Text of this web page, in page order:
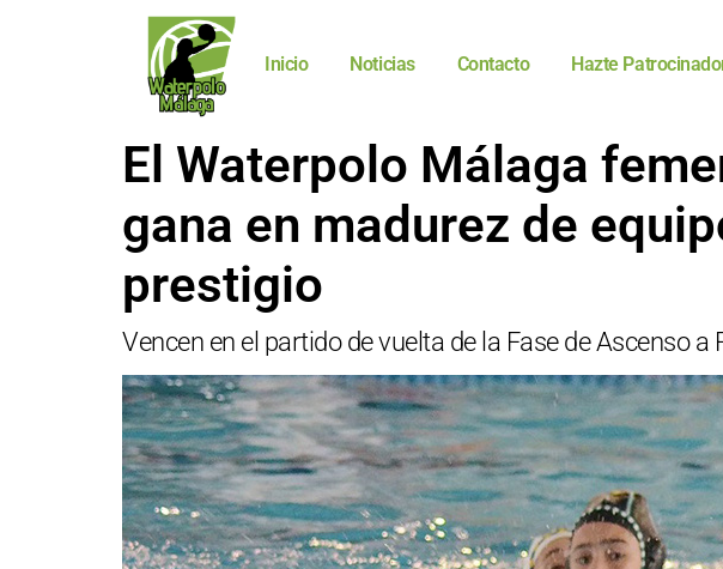
Inicio Noticias Contacto Hazte
El Waterpolo Málaga
gana en madurez de
prestigio
Vencen en el partido de vuelta de la Fase de Ascenso